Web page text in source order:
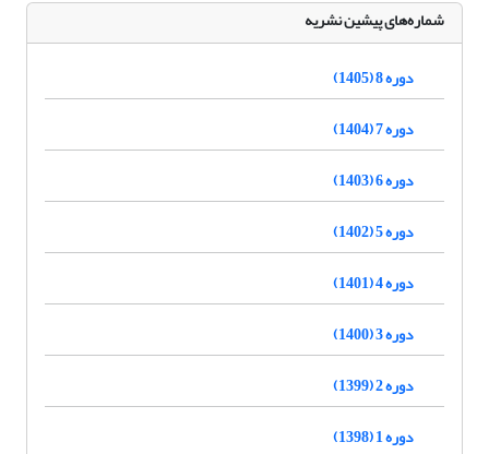
شماره‌های پیشین نشریه
دوره 8 (1405)
دوره 7 (1404)
دوره 6 (1403)
دوره 5 (1402)
دوره 4 (1401)
دوره 3 (1400)
دوره 2 (1399)
دوره 1 (1398)